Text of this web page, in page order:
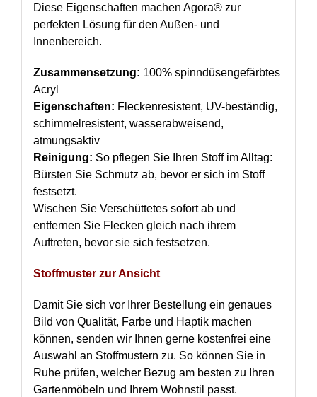
Diese Eigenschaften machen Agora® zur
perfekten Lösung für den Außen- und
Innenbereich.
Zusammensetzung: 100% spinndüsengefärbtes
Acryl
Eigenschaften: Fleckenresistent, UV-beständig,
schimmelresistent, wasserabweisend,
atmungsaktiv
Reinigung: So pflegen Sie Ihren Stoff im Alltag:
Bürsten Sie Schmutz ab, bevor er sich im Stoff
festsetzt.
Wischen Sie Verschüttetes sofort ab und
entfernen Sie Flecken gleich nach ihrem
Auftreten, bevor sie sich festsetzen.
Stoffmuster zur Ansicht
Damit Sie sich vor Ihrer Bestellung ein genaues
Bild von Qualität, Farbe und Haptik machen
können, senden wir Ihnen gerne kostenfrei eine
Auswahl an Stoffmustern zu. So können Sie in
Ruhe prüfen, welcher Bezug am besten zu Ihren
Gartenmöbeln und Ihrem Wohnstil passt.